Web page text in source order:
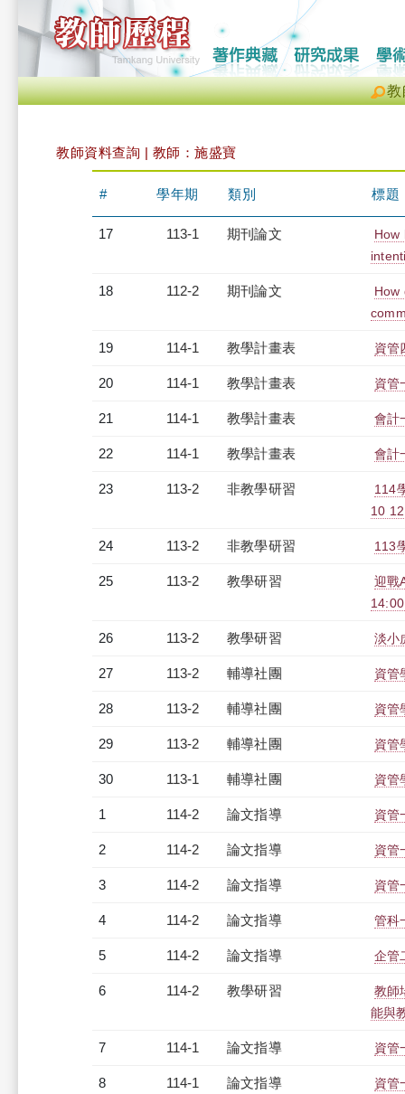
教
教師資料查詢 | 教師：施盛寶
# 學年期 類別 標題
17 113-1 期刊論文
How
18 112-2 期刊論文
How
19 114-1 教學計畫表 資管
20 114-1 教學計畫表 資管
21 114-1 教學計畫表 會計
22 114-1 教學計畫表 會計
23 113-2 非教學研習
114
10
24 113-2 非教學研習 113
25 113-2 教學研習
迎戰
26 113-2 教學研習 淡小
27 113-2 輔導社團 資管
28 113-2 輔導社團 資管
29 113-2 輔導社團 資管
30 113-1 輔導社團 資管
1 114-2 論文指導 資管
2 114-2 論文指導 資管
3 114-2 論文指導 資管
4 114-2 論文指導 管科
5 114-2 論文指導 企管
6 114-2 教學研習
教師
能與
7 114-1 論文指導 資管
8 114-1 論文指導 資管